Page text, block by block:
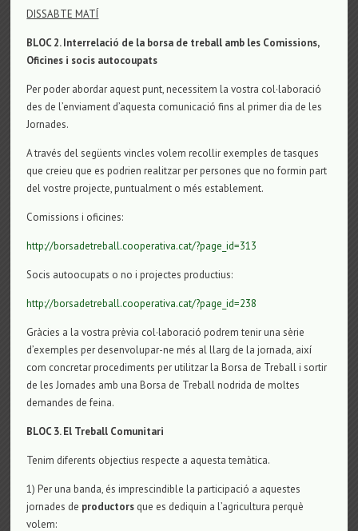
DISSABTE MATÍ
BLOC 2. Interrelació de la borsa de treball amb les Comissions,
Oficines i socis autocoupats
Per poder abordar aquest punt, necessitem la vostra col·laboració
des de l’enviament d’aquesta comunicació fins al primer dia de les
Jornades.
A través del següents vincles volem recollir exemples de tasques
que creieu que es podrien realitzar per persones que no formin part
del vostre projecte, puntualment o més establement.
Comissions i oficines:
http://borsadetreball.cooperativa.cat/?page_id=313
Socis autoocupats o no i projectes productius:
http://borsadetreball.cooperativa.cat/?page_id=238
Gràcies a la vostra prèvia col·laboració podrem tenir una sèrie
d’exemples per desenvolupar-ne més al llarg de la jornada, així
com concretar procediments per utilitzar la Borsa de Treball i sortir
de les Jornades amb una Borsa de Treball nodrida de moltes
demandes de feina.
BLOC 3. El Treball Comunitari
Tenim diferents objectius respecte a aquesta temàtica.
1) Per una banda, és imprescindible la participació a aquestes
jornades de productors que es dediquin a l’agricultura perquè
volem: